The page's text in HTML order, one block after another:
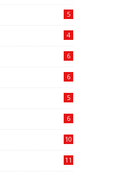
5
4
6
6
5
6
10
11